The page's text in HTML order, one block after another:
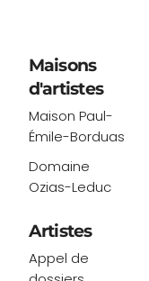
Maisons
d'artistes
Maison Paul-
Émile-Borduas
Domaine
Ozias-Leduc
Artistes
Appel de